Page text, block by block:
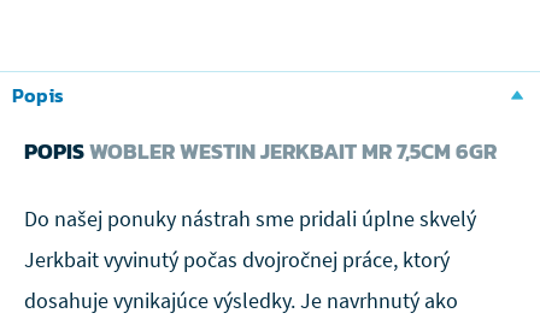
Popis
POPISWOBLER WESTIN JERKBAIT MR 7,5CM 6GR
Do našej ponuky nástrah sme pridali úplne skvelý
Jerkbait vyvinutý počas dvojročnej práce, ktorý
dosahuje vynikajúce výsledky. Je navrhnutý ako